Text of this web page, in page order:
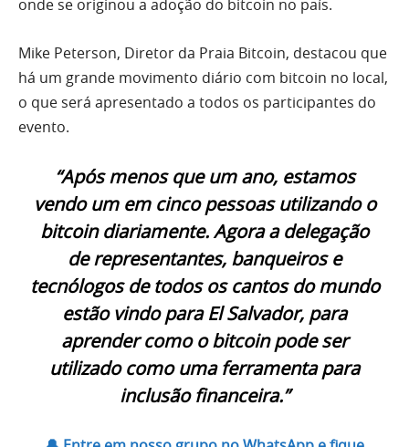
onde se originou a adoção do bitcoin no país.
Mike Peterson, Diretor da Praia Bitcoin, destacou que
há um grande movimento diário com bitcoin no local,
o que será apresentado a todos os participantes do
evento.
“Após menos que um ano, estamos
vendo um em cinco pessoas utilizando o
bitcoin diariamente. Agora a delegação
de representantes, banqueiros e
tecnólogos de todos os cantos do mundo
estão vindo para El Salvador, para
aprender como o bitcoin pode ser
utilizado como uma ferramenta para
inclusão financeira.”